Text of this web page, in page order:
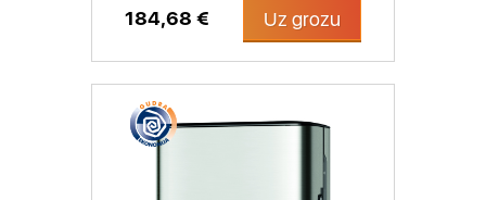
184,68 € Uz grozu